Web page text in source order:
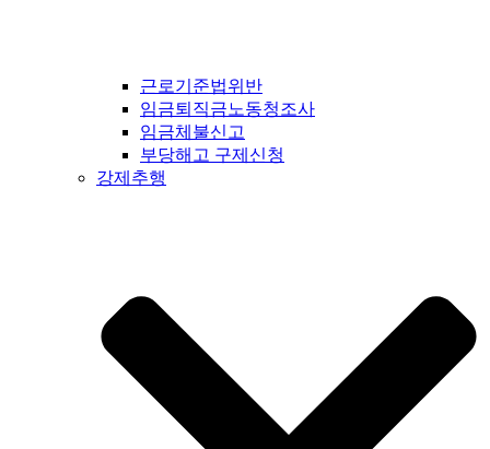
근로기준법위반
임금퇴직금노동청조사
임금체불신고
부당해고 구제신청
강제추행